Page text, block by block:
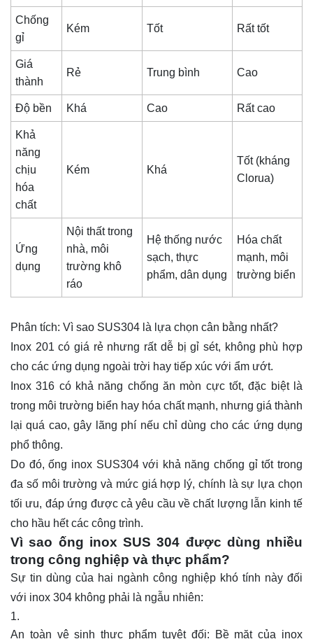
Chống
gỉ
Kém Tốt Rất tốt
Giá
thành
Rẻ Trung bình Cao
Độ bền Khá Cao Rất cao
Khả
năng
chịu
hóa
chất
Kém Khá
Tốt (kháng
Clorua)
Ứng
dụng
Nội thất trong
nhà, môi
trường khô
ráo
Hệ thống nước
sạch, thực
phẩm, dân dụng
Hóa chất
mạnh, môi
trường biển
Phân tích: Vì sao SUS304 là lựa chọn cân bằng nhất?
Inox 201 có giá rẻ nhưng rất dễ bị gỉ sét, không phù hợp
cho các ứng dụng ngoài trời hay tiếp xúc với ẩm ướt.
Inox 316 có khả năng chống ăn mòn cực tốt, đặc biệt là
trong môi trường biển hay hóa chất mạnh, nhưng giá thành
lại quá cao, gây lãng phí nếu chỉ dùng cho các ứng dụng
phổ thông.
Do đó, ống inox SUS304 với khả năng chống gỉ tốt trong
đa số môi trường và mức giá hợp lý, chính là sự lựa chọn
tối ưu, đáp ứng được cả yêu cầu về chất lượng lẫn kinh tế
cho hầu hết các công trình.
Vì sao ống inox SUS 304 được dùng nhiều
trong công nghiệp và thực phẩm?
Sự tin dùng của hai ngành công nghiệp khó tính này đối
với inox 304 không phải là ngẫu nhiên:
An toàn vệ sinh thực phẩm tuyệt đối: Bề mặt của inox